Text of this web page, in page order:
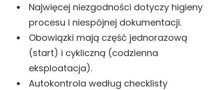
Najwięcej niezgodności dotyczy higieny
procesu i niespójnej dokumentacji.
Obowiązki mają część jednorazową
(start) i cykliczną (codzienna
eksploatacja).
Autokontrola według checklisty